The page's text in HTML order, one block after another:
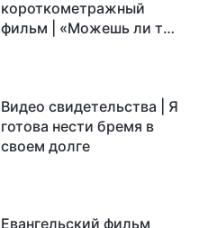
короткометражный
фильм | «Можешь ли ты
Видео свидетельства | Я
готова нести бремя в
своем долге
Евангельский фильм